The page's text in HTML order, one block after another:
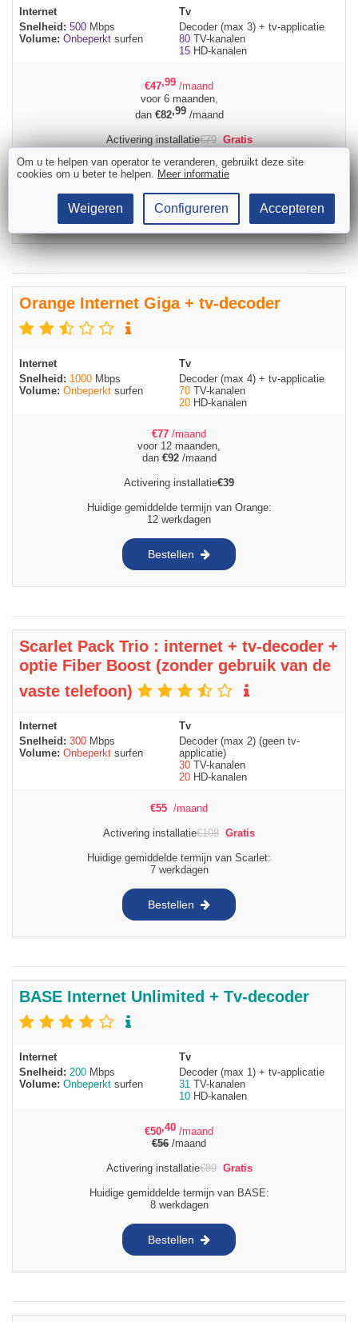
Internet
Snelheid: 500 Mbps
Volume: Onbeperkt surfen
Tv
Decoder (max 3) + tv-applicatie
80 TV-kanalen
15 HD-kanalen
€47,99 /maand
voor 6 maanden,
dan €82,99/maand
Activering installatie€79 Gratis
Huidige gemiddelde termijn van Proximus:
5 werkdagen
Bestellen
Orange Internet Giga + tv-decoder
Internet
Snelheid: 1000 Mbps
Volume: Onbeperkt surfen
Tv
Decoder (max 4) + tv-applicatie
70 TV-kanalen
20 HD-kanalen
€77 /maand
voor 12 maanden,
dan €92/maand
Activering installatie€39
Huidige gemiddelde termijn van Orange:
12 werkdagen
Bestellen
Scarlet Pack Trio : internet + tv-decoder +
optie Fiber Boost (zonder gebruik van de
vaste telefoon)
Internet
Snelheid: 300 Mbps
Volume: Onbeperkt surfen
Tv
Decoder (max 2) (geen tv-
applicatie)
30 TV-kanalen
20 HD-kanalen
€55 /maand
Activering installatie€108 Gratis
Huidige gemiddelde termijn van Scarlet:
7 werkdagen
Bestellen
BASE Internet Unlimited + Tv-decoder
Internet
Snelheid: 200 Mbps
Volume: Onbeperkt surfen
Tv
Decoder (max 1) + tv-applicatie
31 TV-kanalen
10 HD-kanalen
€50,40 /maand
€56 /maand
Activering installatie€89 Gratis
Huidige gemiddelde termijn van BASE:
8 werkdagen
Bestellen
Om u te helpen van operator te veranderen, gebruikt deze site
cookies om u beter te helpen. Meer informatie
Weigeren Configureren Accepteren